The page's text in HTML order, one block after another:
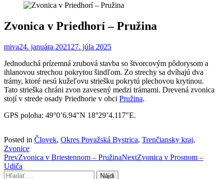
Zvonica v Priedhorí – Pružina
miva24. januára 2021 27. júla 2025
Jednoduchá prízemná zrubová stavba so štvorcovým pôdorysom a
ihlanovou strechou pokrytou šindľom. Zo strechy sa dvíhajú dva
trámy, ktoré nesú kužeľovu striešku pokrytú plechovou krytinou.
Tato strieška chráni zvon zavesený medzi trámami. Drevená zvonica
stojí v strede osady Priedhorie v obci Pružina.
GPS poloha: 49°0’6.94″N 18°29’4.117″E.
Posted in Človek, Okres Považská Bystrica, Trenčiansky kraj,
Zvonice
Post
navigation
PrevZvonica v Briestennom – PružinaNextZvonica v Prosnom –
Udiča
Hľadať: